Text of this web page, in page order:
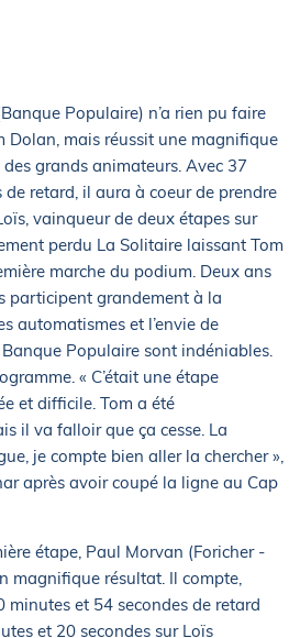
Populaire) n’a rien pu faire
Dolan, mais réussit une magnifique
grands animateurs. Avec 37
retard, il aura à coeur de prendre
vainqueur de deux étapes sur
perdu La Solitaire laissant Tom
marche du podium. Deux ans
participent grandement à la
automatismes et l’envie de
Populaire sont indéniables.
« C’était une étape
et difficile. Tom a été
il va falloir que ça cesse. La
je compte bien aller la chercher »,
après avoir coupé la ligne au Cap
étape, Paul Morvan (Foricher -
magnifique résultat. Il compte,
minutes et 54 secondes de retard
et 20 secondes sur Loïs